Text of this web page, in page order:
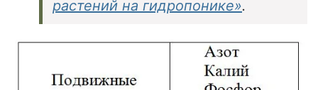
растений на гидропонике».